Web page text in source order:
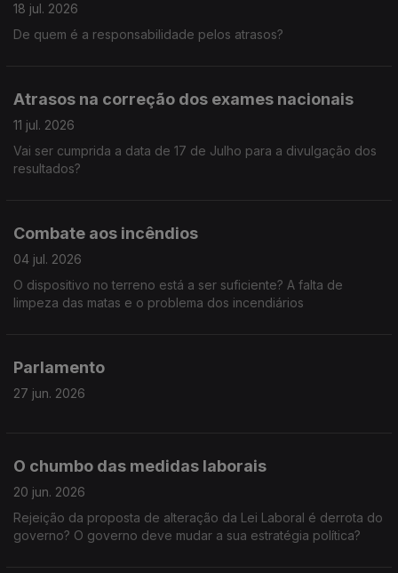
18 jul. 2026
De quem é a responsabilidade pelos atrasos?
Atrasos na correção dos exames nacionais
11 jul. 2026
Vai ser cumprida a data de 17 de Julho para a divulgação dos
resultados?
Combate aos incêndios
04 jul. 2026
O dispositivo no terreno está a ser suficiente? A falta de
limpeza das matas e o problema dos incendiários
Parlamento
27 jun. 2026
O chumbo das medidas laborais
20 jun. 2026
Rejeição da proposta de alteração da Lei Laboral é derrota do
governo? O governo deve mudar a sua estratégia política?